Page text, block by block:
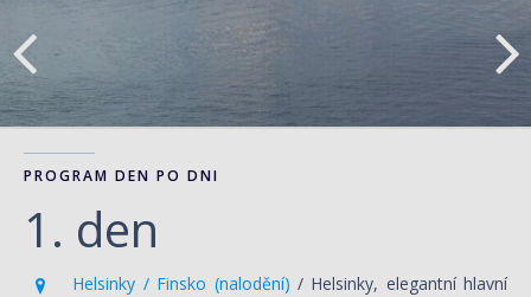
PROGRAM DEN PO DNI
1. den
Helsinky / Finsko (nalodění) / Helsinky, elegantní hlavní